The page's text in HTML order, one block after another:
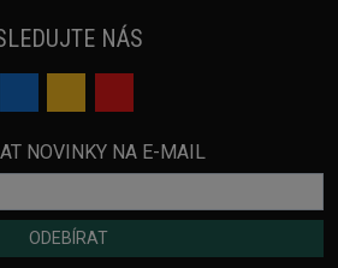
NÁS
NOVINKY NA E-MAIL
ODEBÍRAT